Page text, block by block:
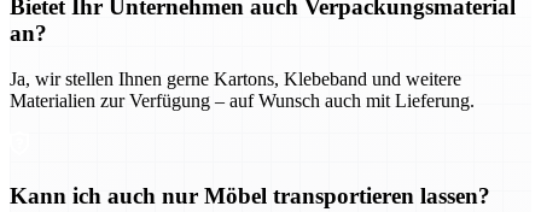
Bietet Ihr Unternehmen auch Verpackungsmaterial
an?
Ja, wir stellen Ihnen gerne Kartons, Klebeband und weitere
Materialien zur Verfügung – auf Wunsch auch mit Lieferung.
Kann ich auch nur Möbel transportieren lassen?